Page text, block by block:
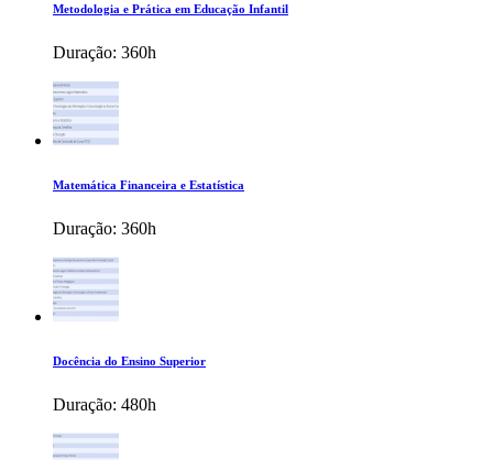
Metodologia e Prática em Educação Infantil
Duração: 360h
Matemática Financeira e Estatística
Duração: 360h
Docência do Ensino Superior
Duração: 480h